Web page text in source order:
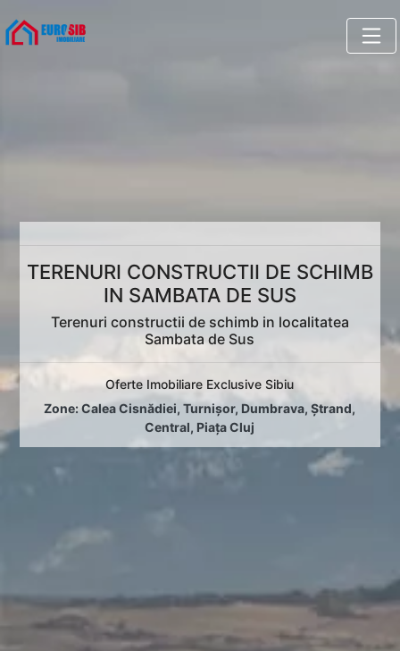
TERENURI CONSTRUCTII DE SCHIMB
IN SAMBATA DE SUS
Terenuri constructii de schimb in localitatea
Sambata de Sus
Oferte Imobiliare Exclusive Sibiu
Zone:Calea Cisnădiei,Turnișor, Dumbrava,Ștrand,
Central, Piața Cluj